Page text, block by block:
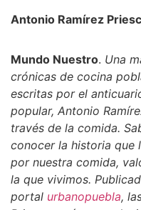
Antonio Ramírez
Mundo Nuestro. Una
crónicas de cocina
escritas por el
popular, Antonio
través de la comida.
conocer la historia que
por nuestra comida,
la que vivimos.
portal urbanopuebla,